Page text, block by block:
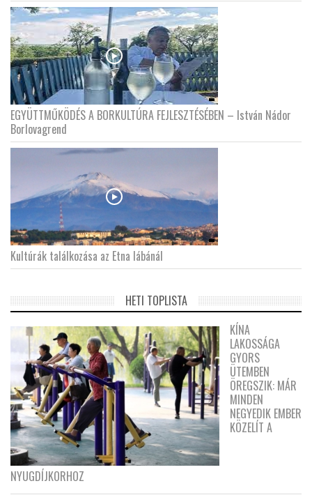
EGYÜTTMŰKÖDÉS A BORKULTÚRA FEJLESZTÉSÉBEN – István Nádor
Borlovagrend
Kultúrák találkozása az Etna lábánál
HETI TOPLISTA
KÍNA
LAKOSSÁGA
GYORS
ÜTEMBEN
ÖREGSZIK: MÁR
MINDEN
NEGYEDIK EMBER
KÖZELÍT A
NYUGDÍJKORHOZ